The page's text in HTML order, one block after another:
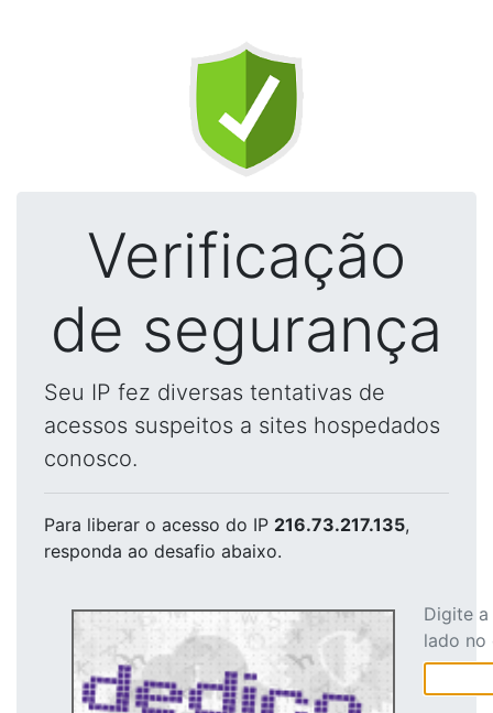
Verificação
de segurança
Seu IP fez diversas tentativas de
acessos suspeitos a sites hospedados
conosco.
Para liberar o acesso do IP 216.73.217.135,
responda ao desafio abaixo.
Digite
lado no